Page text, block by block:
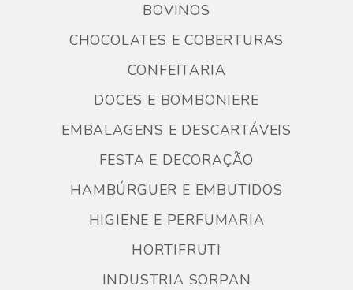
BOVINOS
CHOCOLATES E COBERTURAS
CONFEITARIA
DOCES E BOMBONIERE
EMBALAGENS E DESCARTÁVEIS
FESTA E DECORAÇÃO
HAMBÚRGUER E EMBUTIDOS
HIGIENE E PERFUMARIA
HORTIFRUTI
INDUSTRIA SORPAN